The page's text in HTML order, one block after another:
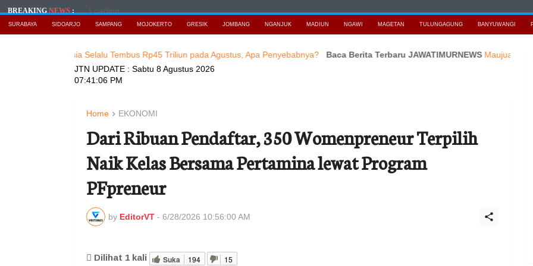
BREAKINGNEWS: Loading...
SURABAYA SIDOARJO SAMPANG MOJOKERTO GRESIK JOMBANG NGANJUK MADIUN NGAWI MAGETAN TULUNGAGUNG BANYUWANGI
Indonesia Selalu Tembus Rp45 Triliun pada Agustus, Apa Penyebabnya? Baca Berita Terbaru JAWATIMURNEWS Maujual Gandeng
JTN UPDATE : Sabtu 8 Agustus 2026
07:41:08 PM
Home EKONOMI
Dari Ribuan Pendaftar, 350 Womenpreneur Terpilih
Naik Kelas Bersama Pertamina lewat Program
PFpreneur
by EditorVT - 6/28/2026 10:56:00 AM
Dilihat 1 kali Suka 194 15